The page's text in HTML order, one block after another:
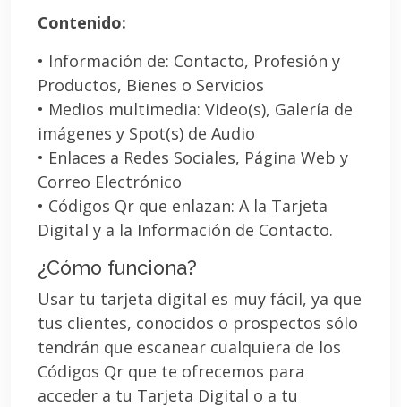
Contenido:
• Información de: Contacto, Profesión y
Productos, Bienes o Servicios
• Medios multimedia: Video(s), Galería de
imágenes y Spot(s) de Audio
• Enlaces a Redes Sociales, Página Web y
Correo Electrónico
• Códigos Qr que enlazan: A la Tarjeta
Digital y a la Información de Contacto.
¿Cómo funciona?
Usar tu tarjeta digital es muy fácil, ya que
tus clientes, conocidos o prospectos sólo
tendrán que escanear cualquiera de los
Códigos Qr que te ofrecemos para
acceder a tu Tarjeta Digital o a tu